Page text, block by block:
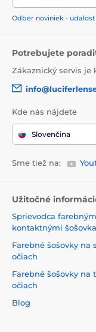
Odber noviniek -
Potrebujete
Zákaznický servis je
Kde nás nájdete
Slovenčina
Sme tiež na:
Užitočné
Sprievodca
kontaktnými
Farebné šošovky na
očiach
Farebné šošovky na
očiach
Blog